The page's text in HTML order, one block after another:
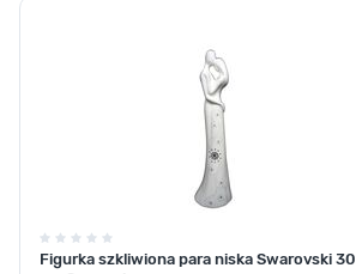
Figurka szkliwiona para niska Swarovski 30